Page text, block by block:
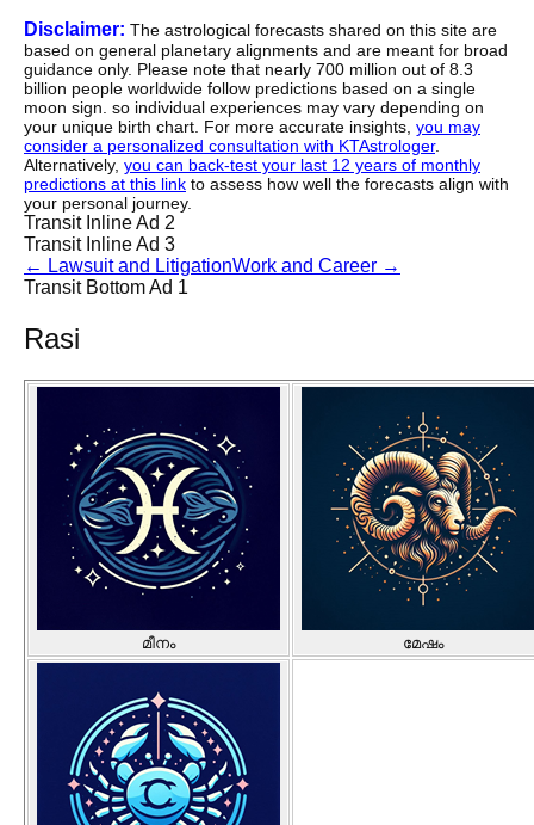
Disclaimer: The astrological forecasts shared on this site are
based on general planetary alignments and are meant for broad
guidance only. Please note that nearly 700 million out of 8.3
billion people worldwide follow predictions based on a single
moon sign. so individual experiences may vary depending on
your unique birth chart. For more accurate insights, you may
consider a personalized consultation with KTAstrologer.
Alternatively, you can back-test your last 12 years of monthly
predictions at this link to assess how well the forecasts align with
your personal journey.
Transit Inline Ad 2
Transit Inline Ad 3
← Lawsuit and LitigationWork and Career →
Transit Bottom Ad 1
Rasi
മീനം മേഷം